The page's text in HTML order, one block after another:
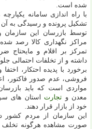
شده است.
با راه اندازی سامانه
تشکیل پرونده و رسیدگی به
توسط بازرسان این سازمان و
مراکز نگهداری کالا رصد
تمرکز بر اقلام و مایحتاج
داشته و از تخلفات احتمالی
برخورد با پدیده احتکار،
فروشی، عدم صدور فاکتور،
مواردی است که باید
معدن و تجارت استان های
خود از بازار قرار دهند.
این سازمان از مردم کشور